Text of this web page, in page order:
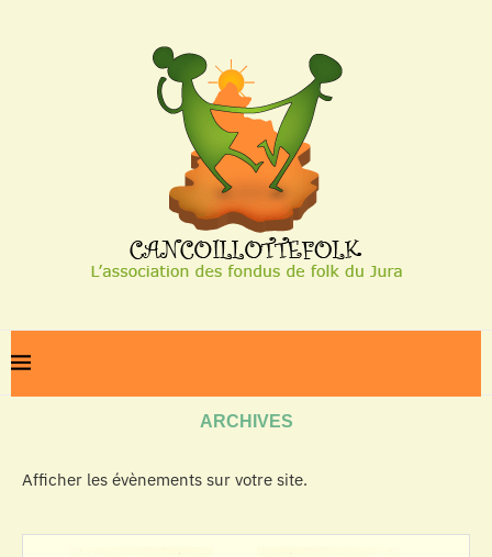
ARCHIVES
Afficher les évènements sur votre site.